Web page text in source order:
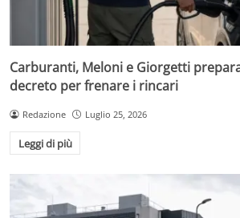
Carburanti, Meloni e Giorgetti
decreto per frenare i rincari
Redazione Luglio 25, 2026
Leggi di più